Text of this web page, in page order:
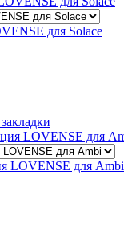
для Solace
LOVENSE для Ambi